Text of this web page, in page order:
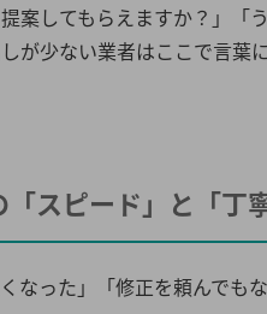
案してもらえますか？」「
が少ない業者はここで言
スピード」と「丁
なった」「修正を頼んで